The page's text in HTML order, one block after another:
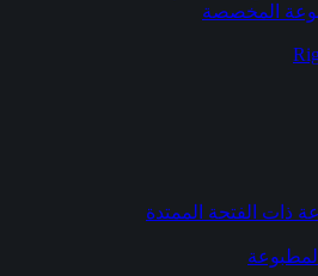
المخصصة
ذات الفتحة الممتدة